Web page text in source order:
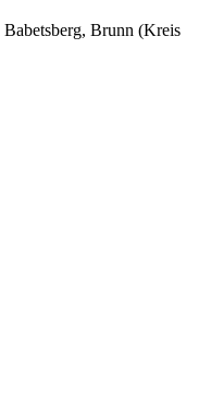
Babetsberg, Brunn (Kreis